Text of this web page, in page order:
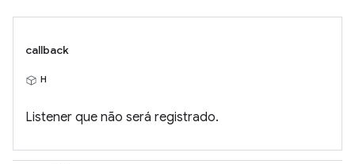
callback
H
Listener que não será registrado.